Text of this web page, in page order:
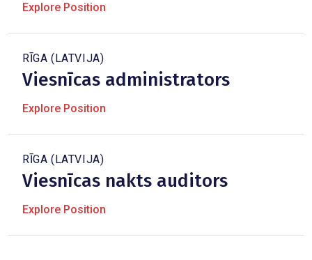
Explore Position
RĪGA (LATVIJA)
Viesnīcas administrators
Explore Position
RĪGA (LATVIJA)
Viesnīcas nakts auditors
Explore Position